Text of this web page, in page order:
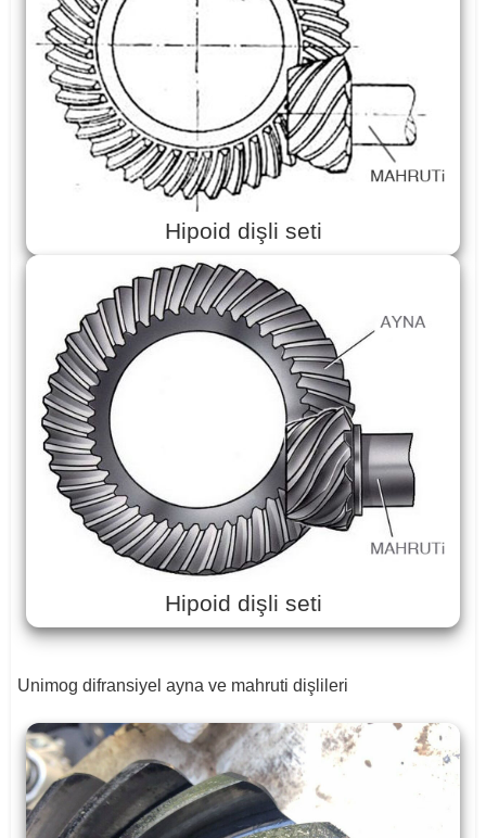
Hipoid dişli seti
Hipoid dişli seti
Unimog difransiyel ayna ve mahruti dişlileri